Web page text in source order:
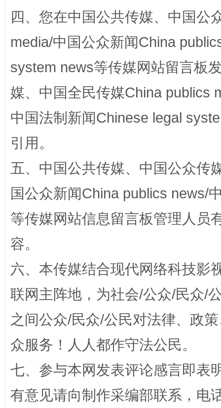
完善运行机制助力责任有效落实 一纸欠
千年窑火 生生不息
四、您在中国公共传媒、中国公
media/中国公众新闻China
system news等传媒网站留言板
媒、中国全民传媒China publics
中国法制新闻Chinese legal
引用。
五、中国公共传媒、中国公众传
国公众新闻China publics news/
等传媒网站信息留言板管理人员
容。
六、本传媒结合现代网络科技影
联网主阵地，为社会/公众/民众/
之间公众/民众/公民对法律、政
众服务！人人都作守法公民。
七、参与本网发表评论感言即表
有意见请向制作采编部联系，电